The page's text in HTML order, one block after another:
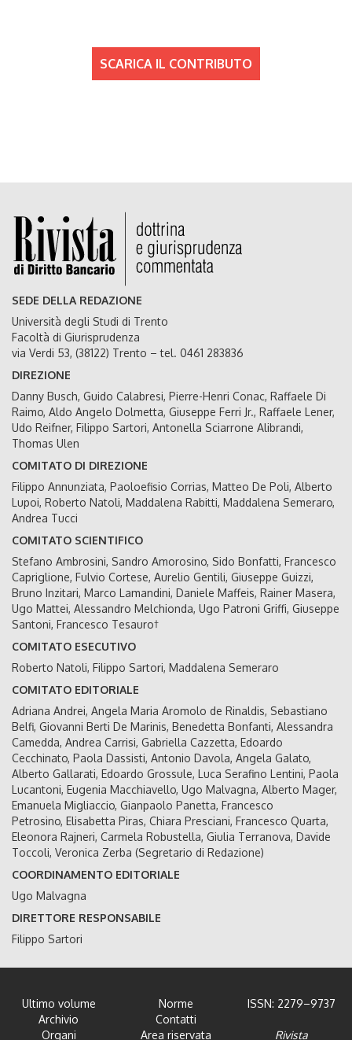
SCARICA IL CONTRIBUTO
SEDE DELLA REDAZIONE
Università degli Studi di Trento
Facoltà di Giurisprudenza
via Verdi 53, (38122) Trento – tel. 0461 283836
DIREZIONE
Danny Busch, Guido Calabresi, Pierre-Henri Conac, Raffaele Di
Raimo, Aldo Angelo Dolmetta, Giuseppe Ferri Jr., Raffaele Lener,
Udo Reifner, Filippo Sartori, Antonella Sciarrone Alibrandi,
Thomas Ulen
COMITATO DI DIREZIONE
Filippo Annunziata, Paoloefisio Corrias, Matteo De Poli, Alberto
Lupoi, Roberto Natoli, Maddalena Rabitti, Maddalena Semeraro,
Andrea Tucci
COMITATO SCIENTIFICO
Stefano Ambrosini, Sandro Amorosino, Sido Bonfatti, Francesco
Capriglione, Fulvio Cortese, Aurelio Gentili, Giuseppe Guizzi,
Bruno Inzitari, Marco Lamandini, Daniele Maffeis, Rainer Masera,
Ugo Mattei, Alessandro Melchionda, Ugo Patroni Griffi, Giuseppe
Santoni, Francesco Tesauro†
COMITATO ESECUTIVO
Roberto Natoli, Filippo Sartori, Maddalena Semeraro
COMITATO EDITORIALE
Adriana Andrei, Angela Maria Aromolo de Rinaldis, Sebastiano
Belfi, Giovanni Berti De Marinis, Benedetta Bonfanti, Alessandra
Camedda, Andrea Carrisi, Gabriella Cazzetta, Edoardo
Cecchinato, Paola Dassisti, Antonio Davola, Angela Galato,
Alberto Gallarati, Edoardo Grossule, Luca Serafino Lentini, Paola
Lucantoni, Eugenia Macchiavello, Ugo Malvagna, Alberto Mager,
Emanuela Migliaccio, Gianpaolo Panetta, Francesco
Petrosino, Elisabetta Piras, Chiara Presciani, Francesco Quarta,
Eleonora Rajneri, Carmela Robustella, Giulia Terranova, Davide
Toccoli, Veronica Zerba (Segretario di Redazione)
COORDINAMENTO EDITORIALE
Ugo Malvagna
DIRETTORE RESPONSABILE
Filippo Sartori
Ultimo volume
Archivio
Organi
Norme
Contatti
Area riservata
ISSN: 2279–9737
Rivista